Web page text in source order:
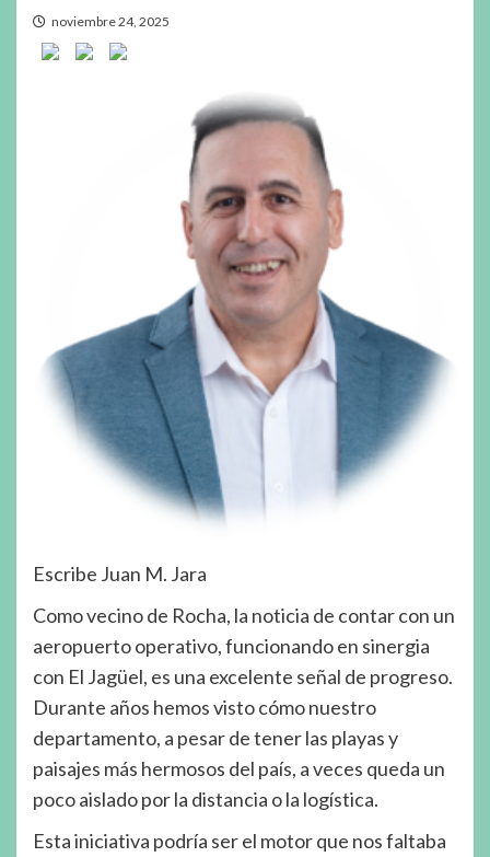
noviembre 24, 2025
Escribe Juan M. Jara
Como vecino de Rocha, la noticia de contar con un
aeropuerto operativo, funcionando en sinergia
con El Jagüel, es una excelente señal de progreso.
Durante años hemos visto cómo nuestro
departamento, a pesar de tener las playas y
paisajes más hermosos del país, a veces queda un
poco aislado por la distancia o la logística.
Esta iniciativa podría ser el motor que nos faltaba